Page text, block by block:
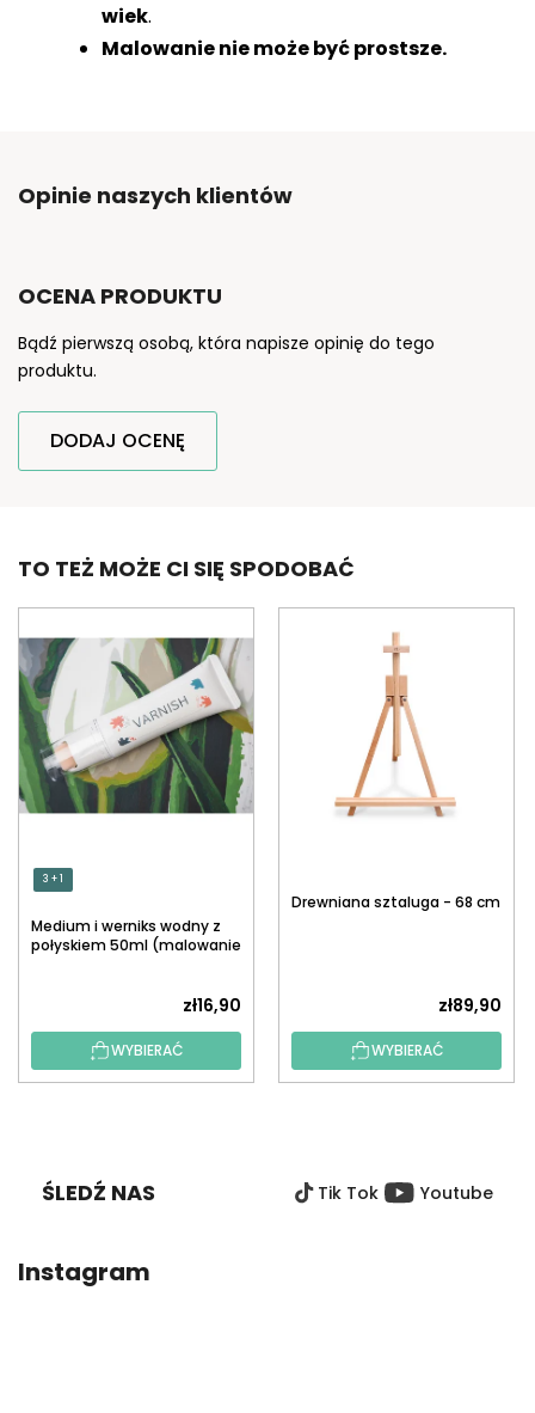
wiek.
Malowanie nie może być prostsze.
Opinie naszych klientów
OCENA PRODUKTU
Bądź pierwszą osobą, która napisze opinię do tego
produktu.
DODAJ OCENĘ
TO TEŻ MOŻE CI SIĘ SPODOBAĆ
3 + 1
Medium i werniks wodny z
połyskiem 50ml (malowanie
zł16,90
WYBIERAĆ
Drewniana sztaluga - 68 cm
zł89,90
WYBIERAĆ
ŚLEDŹ NAS Tik Tok Youtube
Instagram